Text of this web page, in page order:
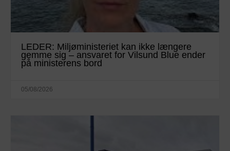
LEDER: Miljøministeriet kan ikke længere
gemme sig – ansvaret for Vilsund Blue ender
på ministerens bord
05/08/2026